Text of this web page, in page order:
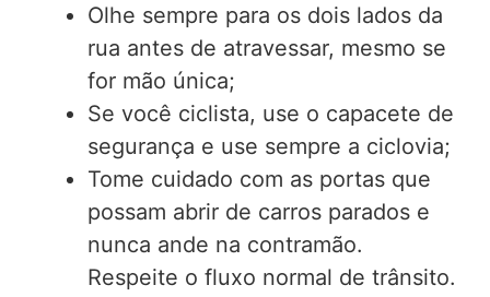
Olhe sempre para os dois lados da
rua antes de atravessar, mesmo se
for mão única;
Se você ciclista, use o capacete de
segurança e use sempre a ciclovia;
Tome cuidado com as portas que
possam abrir de carros parados e
nunca ande na contramão.
Respeite o fluxo normal de trânsito.